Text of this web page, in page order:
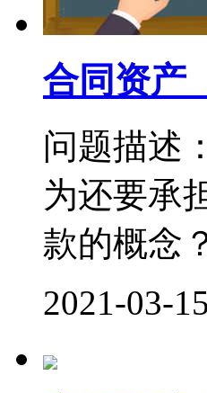
合同资产
问题描述
为还要承
款的概念
2021-03-15